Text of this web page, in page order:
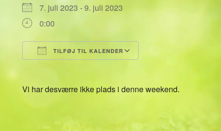
7. juli 2023 - 9. juli 2023
0:00
TILFØJ TIL KALENDER
Vi har desværre ikke plads i denne weekend.